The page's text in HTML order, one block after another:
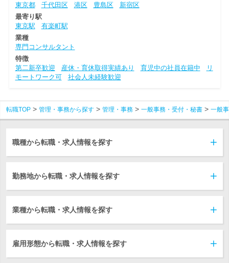
東京都
千代田区 港区 豊島区
新宿区
最寄り駅
東京駅
有楽町駅
業種
専門コンサルタント
特徴
第二新卒歓迎
産休・育休取得実績あり 育児中の社員在籍中
リ
モートワーク可
社会人未経験歓迎
転職TOP 管理・事務から探す 管理・事務 一般事務・受付・秘書 一般
職種から転職・求人情報を探す
勤務地から転職・求人情報を探す
業種から転職・求人情報を探す
雇用形態から転職・求人情報を探す